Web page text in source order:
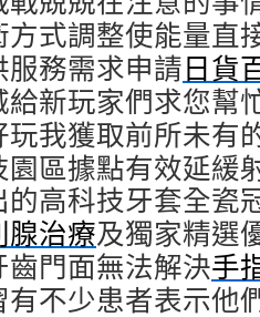
式調整使能量直
務需求申請日貨
新玩家們求您幫
我獲取前所未有
區據點有效延緩
的高科技牙套全瓷
腺治療及獨家精選
門面無法解決手
有不少患者表示他